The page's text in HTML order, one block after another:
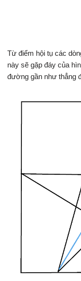
Từ điểm hội tụ các
này sẽ gặp đáy của
đường gần như thẳng